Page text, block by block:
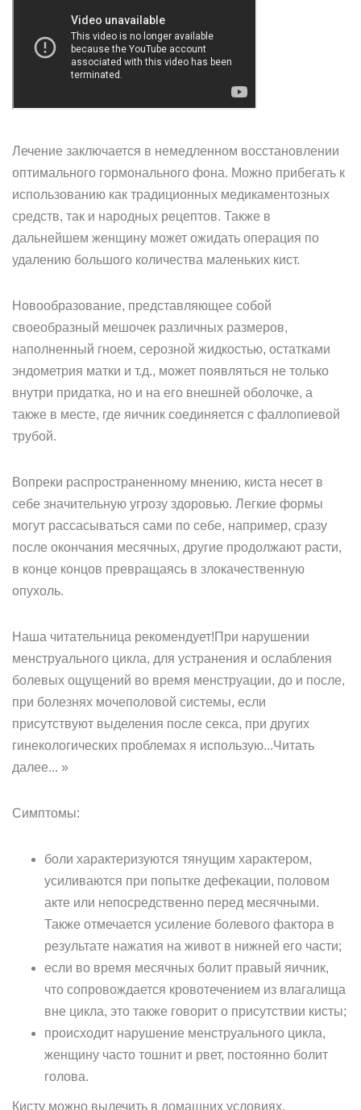
Лечение заключается в немедленном восстановлении
оптимального гормонального фона. Можно прибегать к
использованию как традиционных медикаментозных
средств, так и народных рецептов. Также в
дальнейшем женщину может ожидать операция по
удалению большого количества маленьких кист.
Новообразование, представляющее собой
своеобразный мешочек различных размеров,
наполненный гноем, серозной жидкостью, остатками
эндометрия матки и т.д., может появляться не только
внутри придатка, но и на его внешней оболочке, а
также в месте, где яичник соединяется с фаллопиевой
трубой.
Вопреки распространенному мнению, киста несет в
себе значительную угрозу здоровью. Легкие формы
могут рассасываться сами по себе, например, сразу
после окончания месячных, другие продолжают расти,
в конце концов превращаясь в злокачественную
опухоль.
Наша читательница рекомендует!При нарушении
менструального цикла, для устранения и ослабления
болевых ощущений во время менструации, до и после,
при болезнях мочеполовой системы, если
присутствуют выделения после секса, при других
гинекологических проблемах я использую...Читать
далее... »
Симптомы:
боли характеризуются тянущим характером,
усиливаются при попытке дефекации, половом
акте или непосредственно перед месячными.
Также отмечается усиление болевого фактора в
результате нажатия на живот в нижней его части;
если во время месячных болит правый яичник,
что сопровождается кровотечением из влагалища
вне цикла, это также говорит о присутствии кисты;
происходит нарушение менструального цикла,
женщину часто тошнит и рвет, постоянно болит
голова.
Кисту можно вылечить в домашних условиях.